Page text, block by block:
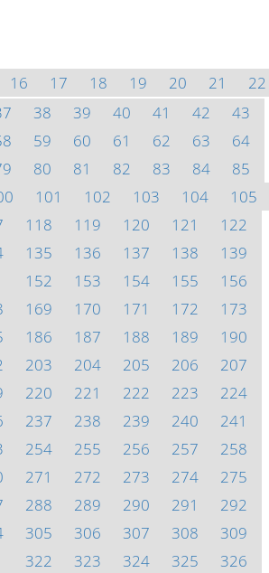
16 17 18 19 20 21
22
38 39 40 41 42
43
59 60 61 62 63
64
80 81 82 83 84
85
101 102 103 104
105
118 119 120 121
122
135 136 137 138
139
152 153 154 155
156
169 170 171 172
173
186 187 188 189
190
203 204 205 206
207
220 221 222 223
224
237 238 239 240
241
254 255 256 257
258
271 272 273 274
275
288 289 290 291
292
305 306 307 308
309
322 323 324 325 326